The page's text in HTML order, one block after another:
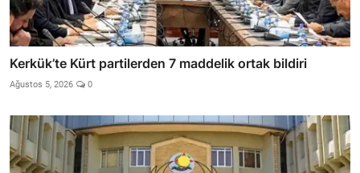
Kerkük’te Kürt partilerden 7 maddelik ortak bildiri
Ağustos 5, 2026 0